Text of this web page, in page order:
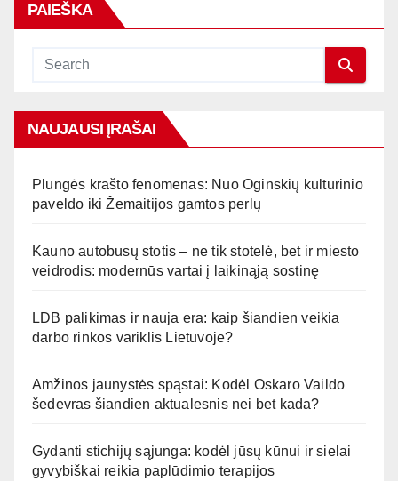
PAIEŠKA
NAUJAUSI ĮRAŠAI
Plungės krašto fenomenas: Nuo Oginskių kultūrinio
paveldo iki Žemaitijos gamtos perlų
Kauno autobusų stotis – ne tik stotelė, bet ir miesto
veidrodis: modernūs vartai į laikinąją sostinę
LDB palikimas ir nauja era: kaip šiandien veikia
darbo rinkos variklis Lietuvoje?
Amžinos jaunystės spąstai: Kodėl Oskaro Vaildo
šedevras šiandien aktualesnis nei bet kada?
Gydanti stichijų sąjunga: kodėl jūsų kūnui ir sielai
gyvybiškai reikia paplūdimio terapijos